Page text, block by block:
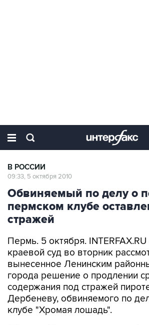
В РОССИИ
09:33, 5 октября 2010
Обвиняемый по делу о
пермском клубе
стражей
Пермь. 5 октября.
краевой суд во вторник
вынесенное Ленинским
города решение о продлении
содержания под стражей
Дербеневу, обвиняемого по
клубе "Хромая лошадь".